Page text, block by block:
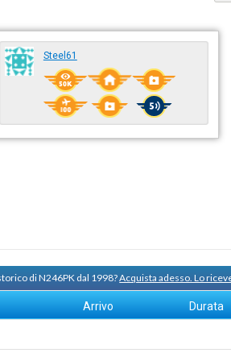
Steel61
di N246PK dal 1998?Acquista adesso. Lo
Arrivo Durata